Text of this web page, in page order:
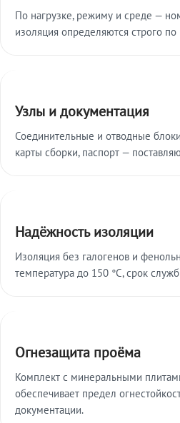
По нагрузке, режиму и среде —
изоляция определяются строго по
Узлы и документация
Соединительные и отводные
карты сборки, паспорт —
Надёжность изоляции
Изоляция без галогенов и
температура до 150 °C, срок
Огнезащита проёма
Комплект с минеральными
обеспечивает предел
документации.